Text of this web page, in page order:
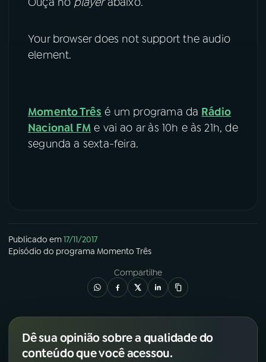
Your browser does not support the audio
element.
Momento Três é um programa da Rádio
Nacional FMe vai ao ar às 10h e às 21h, de
segunda a sexta-feira.
Publicado em17/11/2017
Episódio do programa Momento Três
Compartilhe
Dê sua opinião sobre a qualidade do
conteúdo que você acessou.